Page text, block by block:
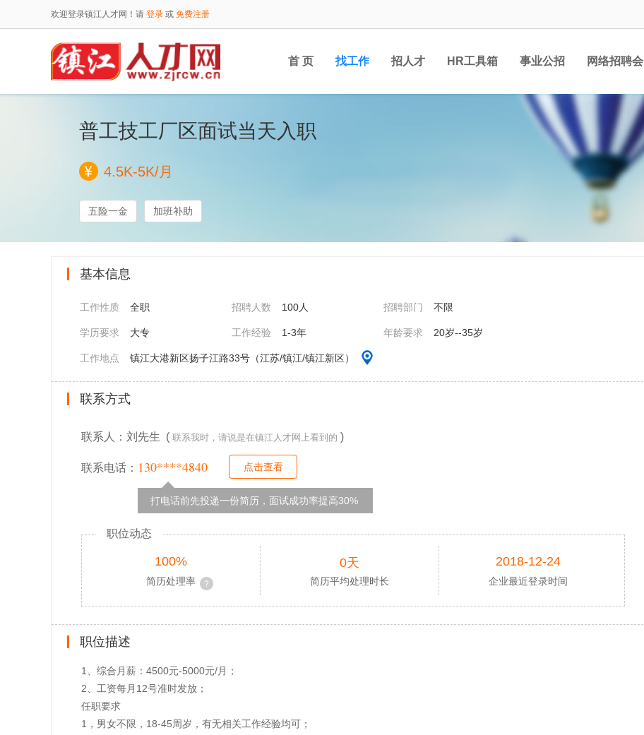
欢迎登录镇江人才网！请 登录 或 免费注册
首 页 找工作 招人才 HR工具箱 事业公招 网络招聘会
普工技工厂区面试当天入职
4.5K-5K/月
五险一金 加班补助
基本信息
工作性质 全职 招聘人数 100人 招聘部门 不限
学历要求 大专 工作经验 1-3年 年龄要求 20岁--35岁
工作地点 镇江大港新区扬子江路33号（江苏/镇江/镇江新区）
联系方式
联系人：刘先生 ( 联系我时，请说是在镇江人才网上看到的 )
联系电话： 130****4840 点击查看
打电话前先投递一份简历，面试成功率提高30%
职位动态
100%
简历处理率
0天
简历平均处理时长
2018-12-24
企业最近登录时间
职位描述
1、综合月薪：4500元-5000元/月；
2、工资每月12号准时发放；
任职要求
1，男女不限，18-45周岁，有无相关工作经验均可；